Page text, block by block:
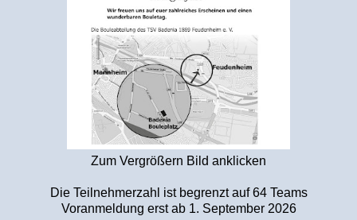
Zum Vergrößern Bild anklicken
Die Teilnehmerzahl ist begrenzt auf 64 Teams
Voranmeldung erst ab 1. September 2026